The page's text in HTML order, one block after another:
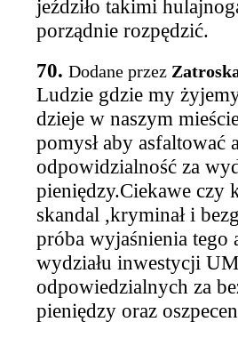
jeździło takimi
porządnie rozpędzić.
70. Dodane przez
Ludzie gdzie my
dzieje w naszym
pomysł aby
odpowidzialność za
pieniędzy.Ciekawe czy
skandal ,kryminał i
próba wyjaśnienia tego
wydziału inwestycji
odpowiedzialnych za
pieniędzy oraz